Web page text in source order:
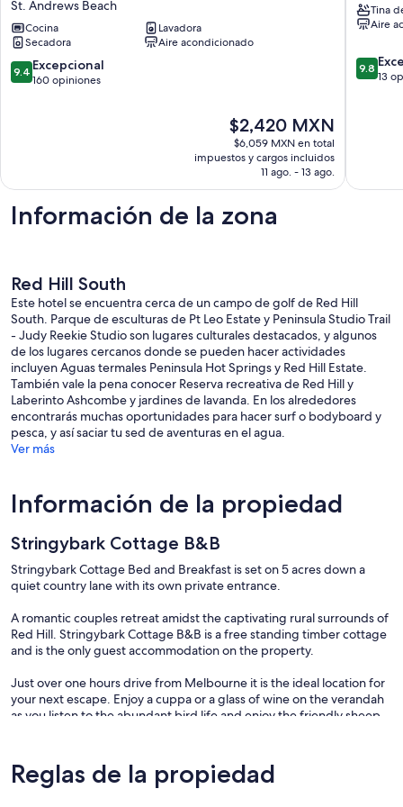
on
a
hill,
beach
is
St. Andrews Beach
Cocina
Lavadora
Secadora
Aire acondicionado
9.4
de
9.4 Excepcional
160 opiniones
El
precio
actual
de
$2,420 MXN
$6,059 MXN en total
impuestos y cargos incluidos
11 ago. - 13 ago.
Dunns
Creek
Red
Hill
Tina
Aire
9.8
de
9.8
13
Información de la zona
Red Hill South
Este hotel se encuentra cerca de un campo de golf de Red Hill
South. Parque de esculturas de Pt Leo Estate y Peninsula Studio Trail
- Judy Reekie Studio son lugares culturales destacados, y algunos
de los lugares cercanos donde se pueden hacer actividades
incluyen Aguas termales Peninsula Hot Springs y Red Hill Estate.
También vale la pena conocer Reserva recreativa de Red Hill y
Laberinto Ashcombe y jardines de lavanda. En los alrededores
encontrarás muchas oportunidades para hacer surf o bodyboard y
pesca, y así saciar tu sed de aventuras en el agua.
Ver más
Información de la propiedad
Stringybark Cottage B&B
Stringybark Cottage Bed and Breakfast is set on 5 acres down a
quiet country lane with its own private entrance.
A romantic couples retreat amidst the captivating rural surrounds of
Red Hill. Stringybark Cottage B&B is a free standing timber cottage
and is the only guest accommodation on the property.
Just over one hours drive from Melbourne it is the ideal location for
your next escape. Enjoy a cuppa or a glass of wine on the verandah
as you listen to the abundant bird life and enjoy the friendly sheep
Your comfort is assured at Stringybark Cottage with reverse cycle air
Reglas de la propiedad